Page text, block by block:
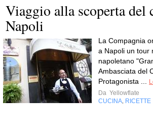
Viaggio alla scoperta del
Napoli
La Compagnia
a Napoli un tour
napoletano
Ambasciata del
Protagonista ...
Da Yellowflate
CUCINA RICETTE